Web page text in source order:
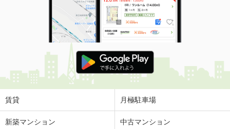
賃貸 月極駐車場
新築マンション 中古マンション